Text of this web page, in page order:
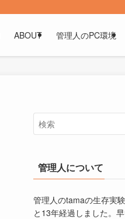
ABOUT 管理人のPC環境
管理人について
管理人のtamaの生存実
と13年経過しました。早